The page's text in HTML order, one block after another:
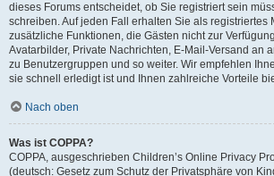
dieses Forums entscheidet, ob Sie registriert sein
schreiben. Auf jeden Fall erhalten Sie als registriertes
zusätzliche Funktionen, die Gästen nicht zur
Avatarbilder, Private Nachrichten, E-Mail-Versand an
zu Benutzergruppen und so weiter. Wir empfehlen
sie schnell erledigt ist und Ihnen zahlreiche Vorteile
Nach oben
Was ist COPPA?
COPPA, ausgeschrieben Children’s Online Privacy
(deutsch: Gesetz zum Schutz der Privatsphäre von